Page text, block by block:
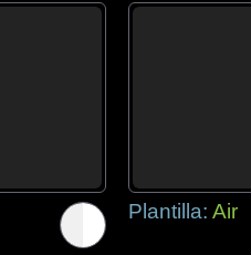
Plantilla: Air